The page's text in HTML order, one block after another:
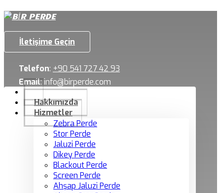
İletişime Geçin
Telefon: +90 541 727 42 93
Email:info@birperde.com
Hakkımızda
Hizmetler
Zebra Perde
Stor Perde
Jaluzi Perde
Dikey Perde
Blackout Perde
Screen Perde
Ahşap Jaluzi Perde